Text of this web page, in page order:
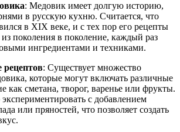
: Медовик имеет долгую историю,
в русскую кухню. Считается, что
в XIX веке, и с тех пор его рецепты
из поколения в поколение, каждый раз
ингредиентами и техниками.
рецептов: Существует множество
которые могут включать различные
как сметана, творог, варенье или фрукты.
с добавлением
или пряностей, что позволяет создать